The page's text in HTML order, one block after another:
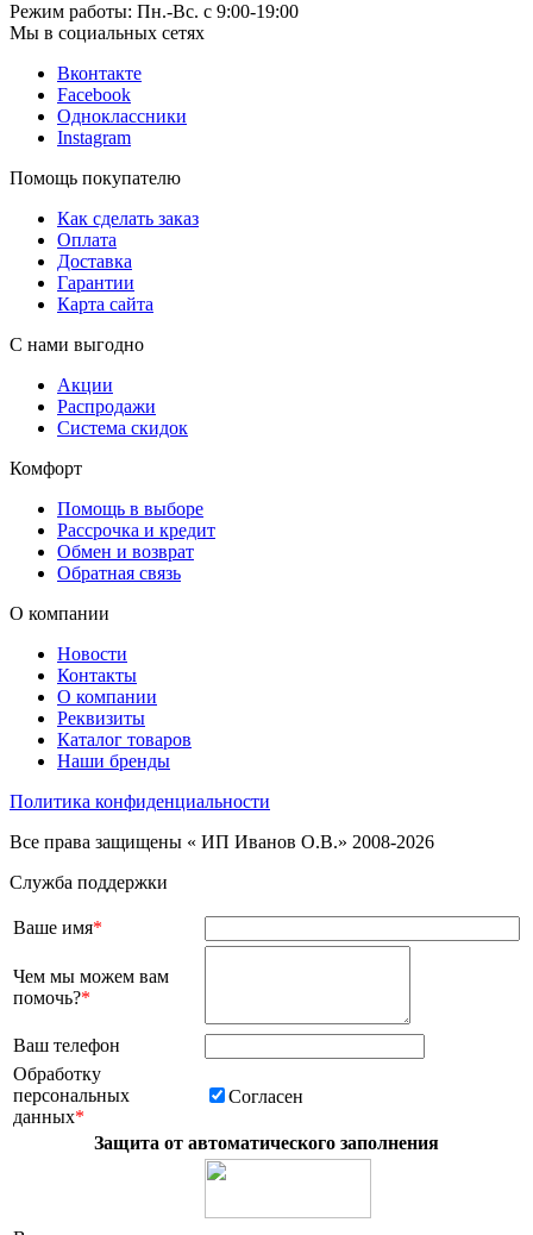
Режим работы: Пн.-Вс. с 9:00-19:00
Мы в социальных сетях
Вконтакте
Facebook
Одноклассники
Instagram
Помощь покупателю
Как сделать заказ
Оплата
Доставка
Гарантии
Карта сайта
С нами выгодно
Акции
Распродажи
Система скидок
Комфорт
Помощь в выборе
Рассрочка и кредит
Обмен и возврат
Обратная связь
О компании
Новости
Контакты
О компании
Реквизиты
Каталог товаров
Наши бренды
Политика конфиденциальности
Все права защищены « ИП Иванов О.В.» 2008-2026
Служба поддержки
Ваше имя*
Чем мы можем вам
помочь?*
Ваш телефон
Обработку
персональных
данных*
Согласен
Защита от автоматического заполнения